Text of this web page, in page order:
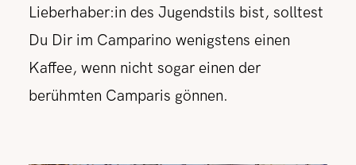
Lieberhaber:in des Jugendstils bist, solltest
Du Dir im Camparino wenigstens einen
Kaffee, wenn nicht sogar einen der
berühmten Camparis gönnen.